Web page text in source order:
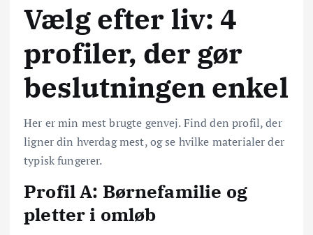
Vælg efter liv: 4
profiler, der gør
beslutningen enkel
Her er min mest brugte genvej. Find den profil, der
ligner din hverdag mest, og se hvilke materialer der
typisk fungerer.
Profil A: Børnefamilie og
pletter i omløb